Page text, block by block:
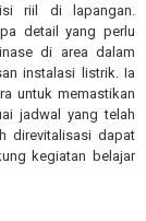
riil di lapangan.
detail yang perlu
di area dalam
instalasi listrik. Ia
untuk memastikan
jadwal yang telah
direvitalisasi dapat
kegiatan belajar